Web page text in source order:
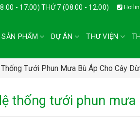
- 17:00) THỨ 7 (08:00 - 12:00)
SẢN PHẨM DỰ ÁN THƯ VIỆN
Thống Tưới Phun Mưa Bù Áp Cho Cây
thống tưới phun mưa